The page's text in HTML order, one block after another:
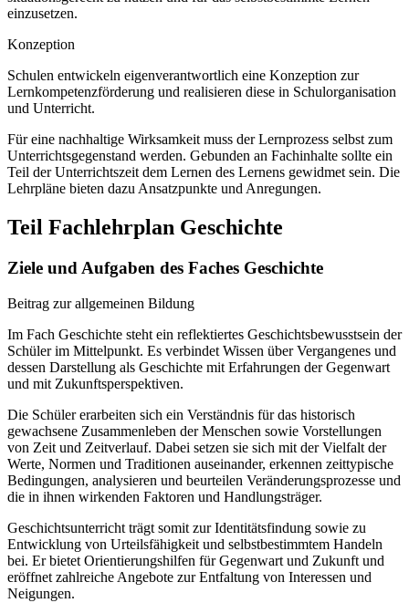
einzusetzen.
Konzeption
Schulen entwickeln eigenverantwortlich eine Konzeption zur
Lernkompetenzförderung und realisieren diese in Schulorganisation
und Unterricht.
Für eine nachhaltige Wirksamkeit muss der Lernprozess selbst zum
Unterrichtsgegenstand werden. Gebunden an Fachinhalte sollte ein
Teil der Unterrichtszeit dem Lernen des Lernens gewidmet sein. Die
Lehrpläne bieten dazu Ansatzpunkte und Anregungen.
Teil Fachlehrplan Geschichte
Ziele und Aufgaben des Faches Geschichte
Beitrag zur allgemeinen Bildung
Im Fach Geschichte steht ein reflektiertes Geschichtsbewusstsein der
Schüler im Mittelpunkt. Es verbindet Wissen über Vergangenes und
dessen Darstellung als Geschichte mit Erfahrungen der Gegenwart
und mit Zukunftsperspektiven.
Die Schüler erarbeiten sich ein Verständnis für das historisch
gewachsene Zusammenleben der Menschen sowie Vorstellungen
von Zeit und Zeitverlauf. Dabei setzen sie sich mit der Vielfalt der
Werte, Normen und Traditionen auseinander, erkennen zeittypische
Bedingungen, analysieren und beurteilen Veränderungsprozesse und
die in ihnen wirkenden Faktoren und Handlungsträger.
Geschichtsunterricht trägt somit zur Identitätsfindung sowie zu
Entwicklung von Urteilsfähigkeit und selbstbestimmtem Handeln
bei. Er bietet Orientierungshilfen für Gegenwart und Zukunft und
eröffnet zahlreiche Angebote zur Entfaltung von Interessen und
Neigungen.